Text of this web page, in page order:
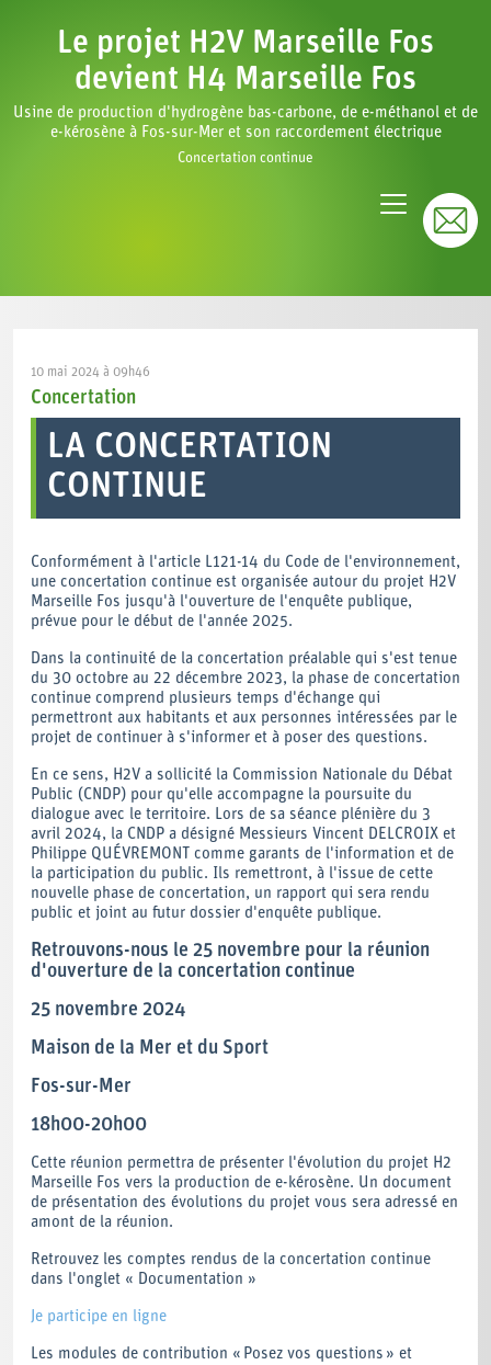
Le projet H2V Marseille Fos
devient H4 Marseille Fos
Usine de production d'hydrogène bas-carbone, de e-méthanol et de
e-kérosène à Fos-sur-Mer et son raccordement électrique
Concertation continue
10 mai 2024 à 09h46
Concertation
LA CONCERTATION
CONTINUE
Conformément à l'article L121-14 du Code de l'environnement,
une concertation continue est organisée autour du projet H2V
Marseille Fos jusqu'à l'ouverture de l'enquête publique,
prévue pour le début de l'année 2025.
Dans la continuité de la concertation préalable qui s'est tenue
du 30 octobre au 22 décembre 2023, la phase de concertation
continue comprend plusieurs temps d'échange qui
permettront aux habitants et aux personnes intéressées par le
projet de continuer à s'informer et à poser des questions.
En ce sens, H2V a sollicité la Commission Nationale du Débat
Public (CNDP) pour qu'elle accompagne la poursuite du
dialogue avec le territoire. Lors de sa séance plénière du 3
avril 2024, la CNDP a désigné Messieurs Vincent DELCROIX et
Philippe QUÉVREMONT comme garants de l'information et de
la participation du public. Ils remettront, à l'issue de cette
nouvelle phase de concertation, un rapport qui sera rendu
public et joint au futur dossier d'enquête publique.
Retrouvons-nous le 25 novembre pour la réunion
d'ouverture de la concertation continue
25 novembre 2024
Maison de la Mer et du Sport
Fos-sur-Mer
18h00-20h00
Cette réunion permettra de présenter l'évolution du projet H2
Marseille Fos vers la production de e-kérosène. Un document
de présentation des évolutions du projet vous sera adressé en
amont de la réunion.
Retrouvez les comptes rendus de la concertation continue
dans l'onglet « Documentation »
Je participe en ligne
Les modules de contribution « Posez vos questions » et